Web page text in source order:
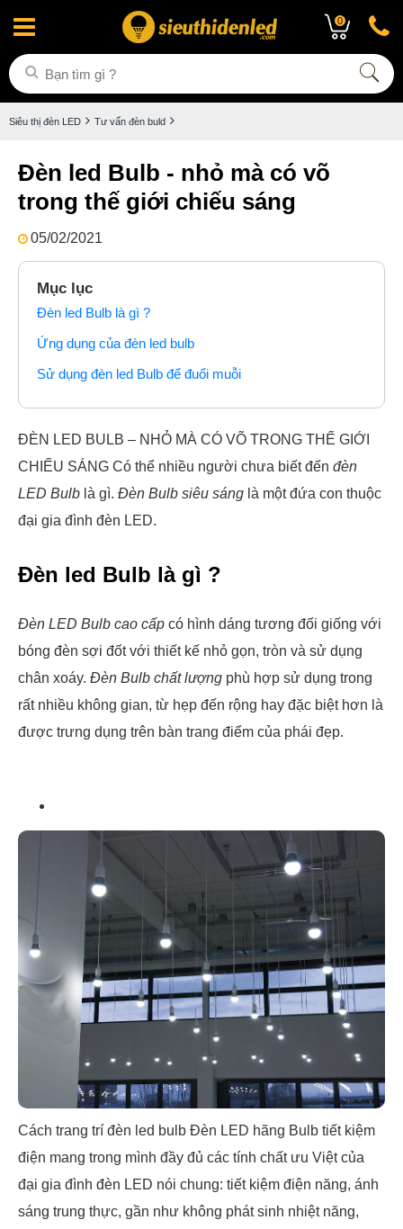
0
Siêu thị đèn LED Tư vấn đèn buld
Đèn led Bulb - nhỏ mà có võ
trong thế giới chiếu sáng
05/02/2021
Mục lục
Đèn led Bulb là gì ?
Ứng dụng của đèn led bulb
Sử dụng đèn led Bulb để đuổi muỗi
ĐÈN LED BULB – NHỎ MÀ CÓ VÕ TRONG THẾ GIỚI
CHIẾU SÁNG Có thể nhiều người chưa biết đến đèn
LED Bulb là gì. Đèn Bulb siêu sáng là một đứa con thuộc
đại gia đình đèn LED.
Đèn led Bulb là gì ?
Đèn LED Bulb cao cấp có hình dáng tương đối giống với
bóng đèn sợi đốt với thiết kế nhỏ gọn, tròn và sử dụng
chân xoáy. Đèn Bulb chất lượng phù hợp sử dụng trong
rất nhiều không gian, từ hẹp đến rộng hay đặc biệt hơn là
được trưng dụng trên bàn trang điểm của phái đẹp.
Cách trang trí đèn led bulb Đèn LED hãng Bulb tiết kiệm
điện mang trong mình đầy đủ các tính chất ưu Việt của
đại gia đình đèn LED nói chung: tiết kiệm điện năng, ánh
sáng trung thực, gần như không phát sinh nhiệt năng,